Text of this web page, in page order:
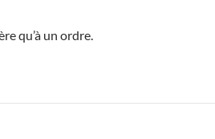
qu’à un ordre.